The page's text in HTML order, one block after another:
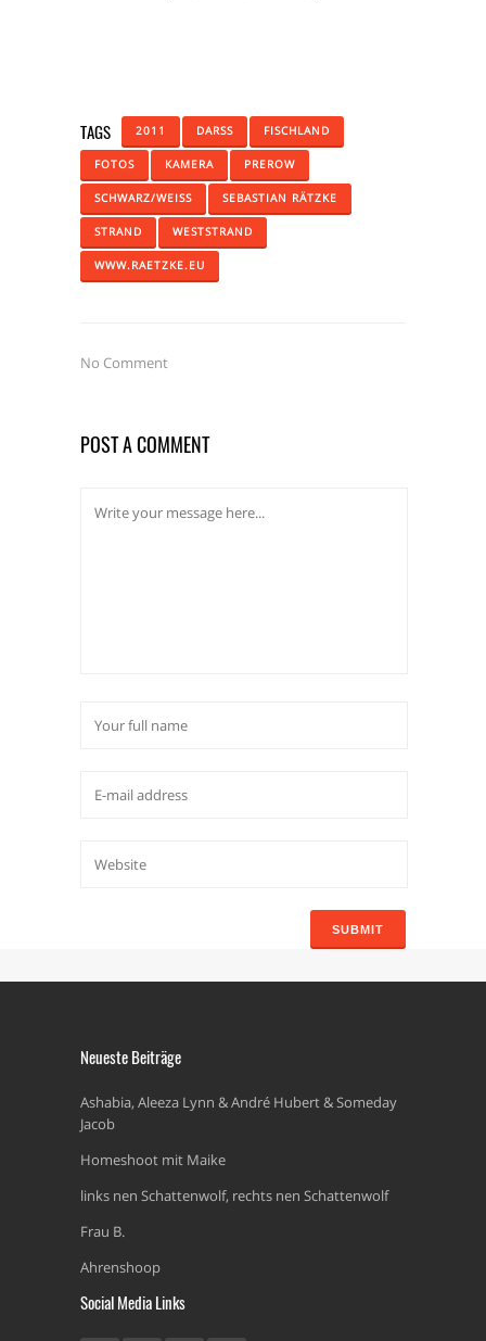
TAGS 2011 DARSS FISCHLAND
FOTOS KAMERA PREROW
SCHWARZ/WEISS SEBASTIAN RÄTZKE
STRAND WESTSTRAND
WWW.RAETZKE.EU
No Comment
POST A COMMENT
Neueste Beiträge
Ashabia, Aleeza Lynn & André Hubert & Someday
Jacob
Homeshoot mit Maike
links nen Schattenwolf, rechts nen Schattenwolf
Frau B.
Ahrenshoop
Social Media Links